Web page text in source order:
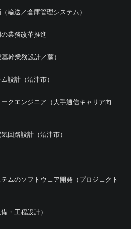
輸送／倉庫管理システム）
の業務改革推進
幹業務設計／蕨）
設計（沼津市）
ークエンジニア（大手通信キャリア向
回路設計（沼津市）
ムのソフトウェア開発（プロジェクト
・工程設計）